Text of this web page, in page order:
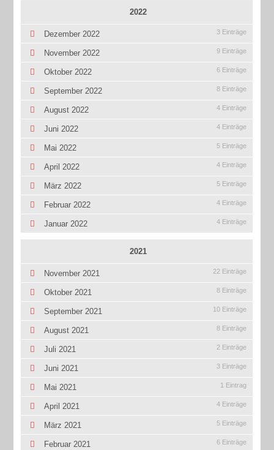
2022
Dezember 2022 3 Einträge
November 2022 9 Einträge
Oktober 2022 6 Einträge
September 2022 8 Einträge
August 2022 4 Einträge
Juni 2022 4 Einträge
Mai 2022 5 Einträge
April 2022 4 Einträge
März 2022 5 Einträge
Februar 2022 4 Einträge
Januar 2022 4 Einträge
2021
November 2021 22 Einträge
Oktober 2021 8 Einträge
September 2021 10 Einträge
August 2021 8 Einträge
Juli 2021 2 Einträge
Juni 2021 3 Einträge
Mai 2021 1 Eintrag
April 2021 4 Einträge
März 2021 5 Einträge
Februar 2021 6 Einträge